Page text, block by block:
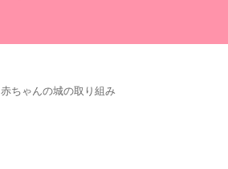
赤ちゃんの城の取り組み